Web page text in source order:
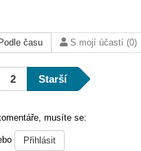
Podle času S mojí účastí (0)
2 Starší
musíte se:
Přihlásit